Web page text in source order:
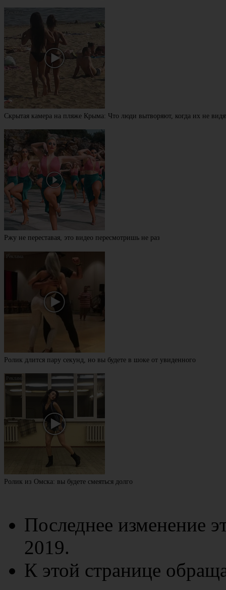
Скрытая камера на пляже Крыма: Что люди вытворяют, когда их не
Ржу не переставая, это видео пересмотришь не раз
Ролик длится пару секунд, но вы будете в шоке от увиденного
Ролик из Омска: вы будете смеяться долго
Последнее изменение
2019.
К этой странице